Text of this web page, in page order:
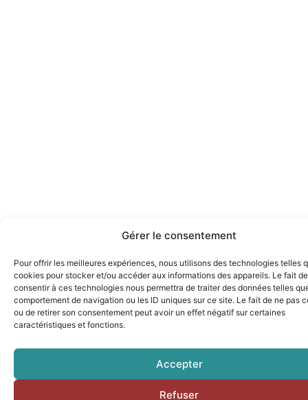
Gérer le consentement
Pour offrir les meilleures expériences, nous utilisons des technologies telles
cookies pour stocker et/ou accéder aux informations des appareils. Le fait de
consentir à ces technologies nous permettra de traiter des données telles
comportement de navigation ou les ID uniques sur ce site. Le fait de ne pas
ou de retirer son consentement peut avoir un effet négatif sur certaines
caractéristiques et fonctions.
Accepter
Refuser